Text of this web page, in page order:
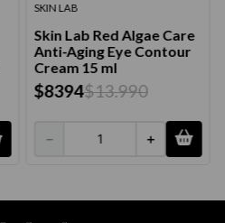
SKIN LAB
Skin Lab Red Algae Care
Anti-Aging Eye Contour
Cream 15 ml
$8394$13.990
＋
－